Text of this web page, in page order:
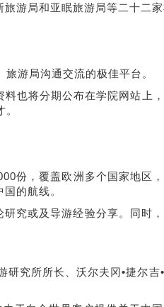
游局和亚眠旅游局等二十二家
游局沟通交流的极佳平台。
也将分期公布在学院网站上
份，覆盖欧洲多个国家地区
的航线。
究或及导游经验分享。同时
究所所长、沃尔夫冈•捷尔吉